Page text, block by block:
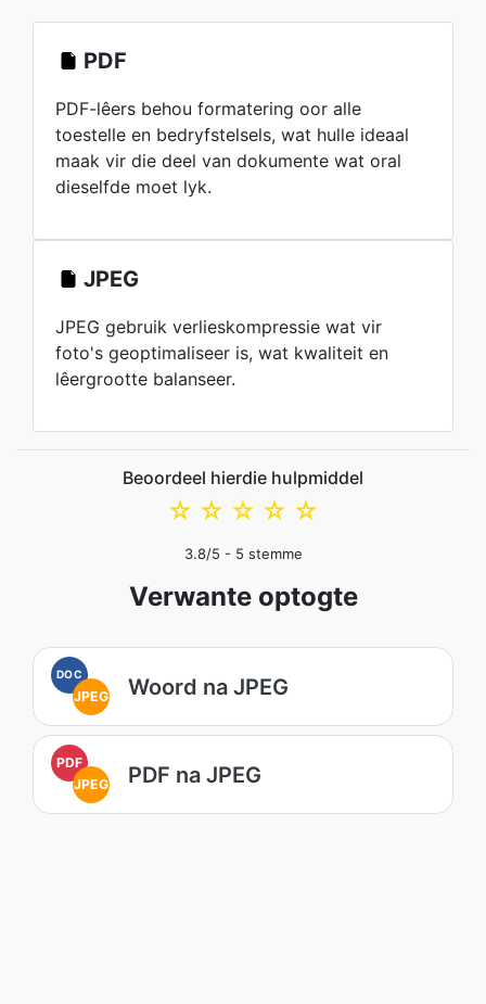
PDF
PDF-lêers behou formatering oor alle
toestelle en bedryfstelsels, wat hulle ideaal
maak vir die deel van dokumente wat oral
dieselfde moet lyk.
JPEG
JPEG gebruik verlieskompressie wat vir
foto's geoptimaliseer is, wat kwaliteit en
lêergrootte balanseer.
Beoordeel hierdie hulpmiddel
☆
☆
☆
☆
☆
3.8/5 - 5 stemme
Verwante optogte
DOC
JPEG Woord na JPEG
PDF
JPEG
PDF na JPEG